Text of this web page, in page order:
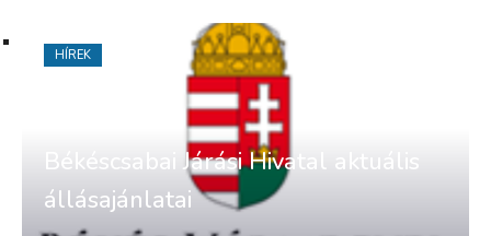
Békéscsabai Járási Hivatal aktuális
állásajánlatai
HÍREK